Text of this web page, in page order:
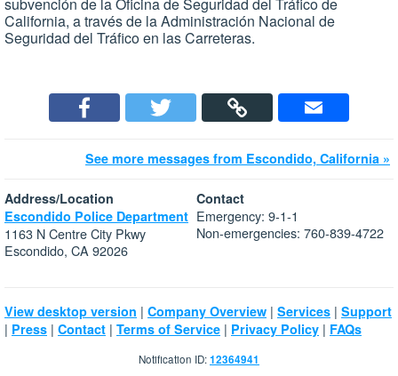
subvención de la Oficina de Seguridad del Tráfico de
California, a través de la Administración Nacional de
Seguridad del Tráfico en las Carreteras.
See more messages from Escondido, California »
Address/Location
Escondido Police Department
1163 N Centre City Pkwy
Escondido, CA 92026
Contact
Emergency: 9-1-1
Non-emergencies: 760-839-4722
View desktop version | Company Overview | Services | Support
| Press | Contact | Terms of Service | Privacy Policy | FAQs
Notification ID:12364941